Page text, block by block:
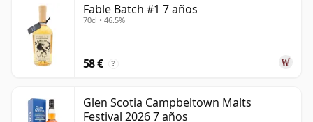
Fable Batch #1 7 años
70cl • 46.5%
58 € ?
Glen Scotia Campbeltown Malts
Festival 2026 7 años